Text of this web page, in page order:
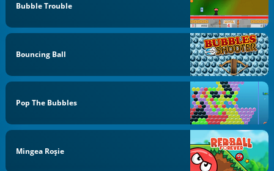
Bubble Trouble
Bouncing Ball
Pop The Bubbles
Mingea Roşie